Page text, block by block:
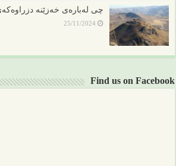
چی لەبارەی خەزێنە
25/11/2024
Find us on Facebook